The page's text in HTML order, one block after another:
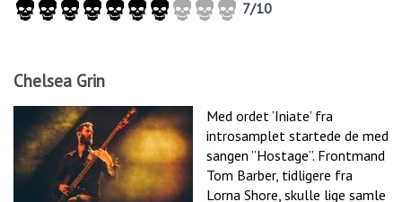
7/10
Chelsea Grin
Med ordet ’Iniate’ fra
introsamplet startede de med
sangen ”Hostage”. Frontmand
Tom Barber, tidligere fra
Lorna Shore, skulle lige samle